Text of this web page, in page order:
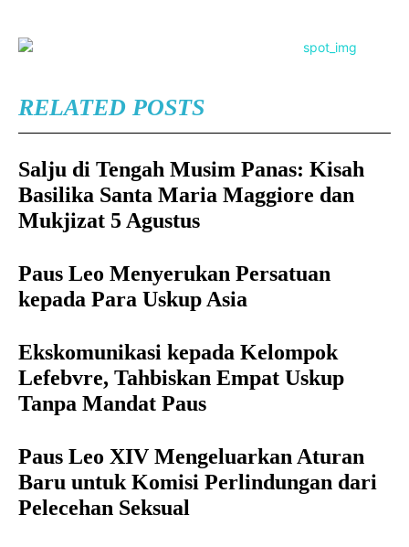
RELATED POSTS
Salju di Tengah Musim Panas: Kisah
Basilika Santa Maria Maggiore dan
Mukjizat 5 Agustus
Paus Leo Menyerukan Persatuan
kepada Para Uskup Asia
Ekskomunikasi kepada Kelompok
Lefebvre, Tahbiskan Empat Uskup
Tanpa Mandat Paus
Paus Leo XIV Mengeluarkan Aturan
Baru untuk Komisi Perlindungan dari
Pelecehan Seksual